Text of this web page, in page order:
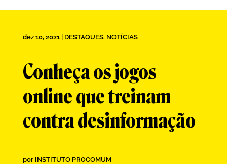
dez 10, 2021| DESTAQUES, NOTÍCIAS
Conheça os jogos
online que treinam
contra desinformação
por INSTITUTO PROCOMUM